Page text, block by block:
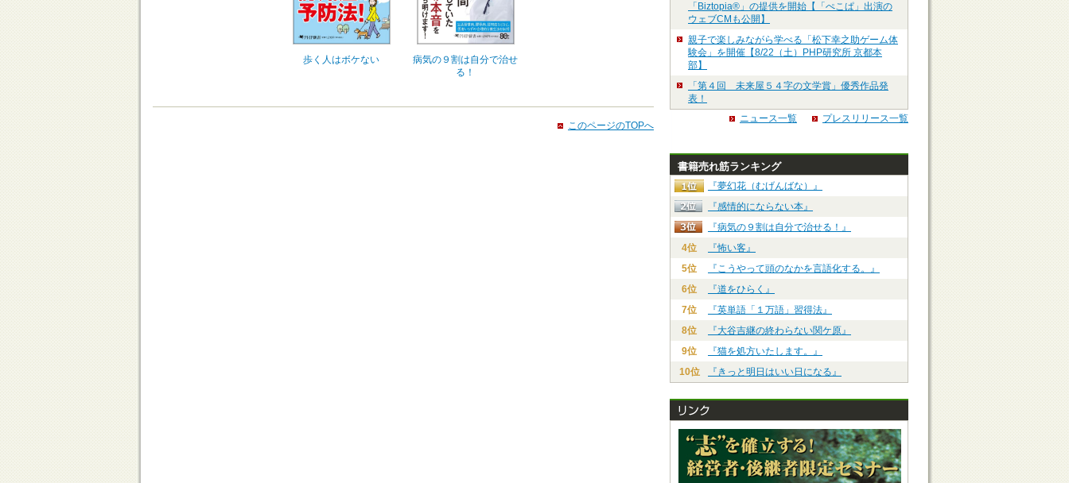
歩く人はボケない
病気の９割は自分で治せ
る！
このページのTOPへ
「Biztopia®」の提供を開始【「ぺこぱ」出演の
ウェブCMも公開】
親子で楽しみながら学べる「松下幸之助ゲーム体
験会」を開催【8/22（土）PHP研究所 京都本
部】
「第４回 未来屋５４字の文学賞」優秀作品発
表！
ニュース一覧
プレスリリース一覧
書籍売れ筋ランキング
『夢幻花（むげんばな）』
『感情的にならない本』
『病気の９割は自分で治せる！』
4位
『怖い客』
5位
『こうやって頭のなかを言語化する。』
6位
『道をひらく』
7位
『英単語「１万語」習得法』
8位
『大谷吉継の終わらない関ケ原』
9位
『猫を処方いたします。』
10位
『きっと明日はいい日になる』